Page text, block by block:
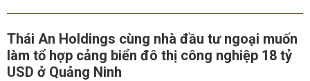
Thái An Holdings cùng nhà đầu tư ngoại muốn
làm tổ hợp cảng biển đô thị công nghiệp 18 tỷ
USD ở Quảng Ninh